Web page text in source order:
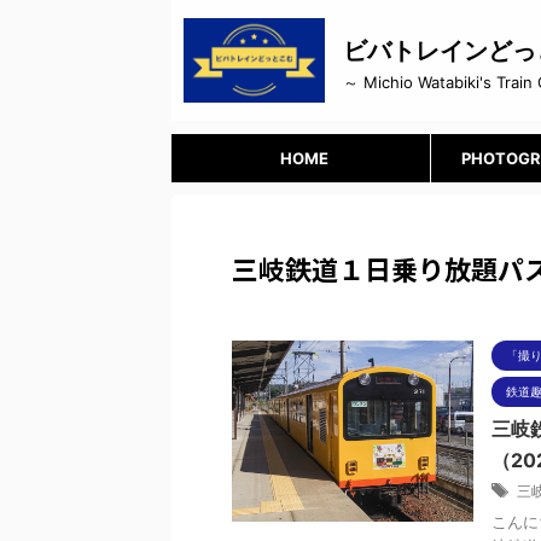
ビバトレインど
～ Michio Watabiki's Train
HOME
三岐鉄道１日乗り放題パ
「撮
鉄道
三岐
（
三
こん